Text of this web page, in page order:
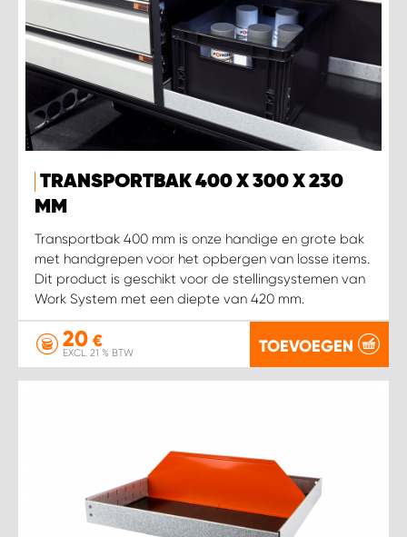
TRANSPORTBAK 400 X 300 X 230
MM
Transportbak 400 mm is onze handige en grote bak
met handgrepen voor het opbergen van losse items.
Dit product is geschikt voor de stellingsystemen van
Work System met een diepte van 420 mm.
20 €
EXCL. 21 % BTW TOEVOEGEN